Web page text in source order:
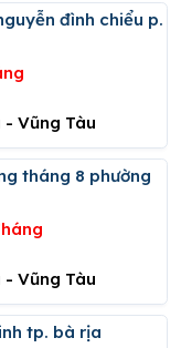
- Vũng Tàu
- Vũng Tàu
tp. bà rịa